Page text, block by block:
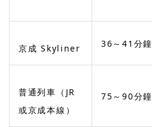
京成 Skyliner 36～41分鐘
普通列車（JR
或京成本線）
75～90分鐘